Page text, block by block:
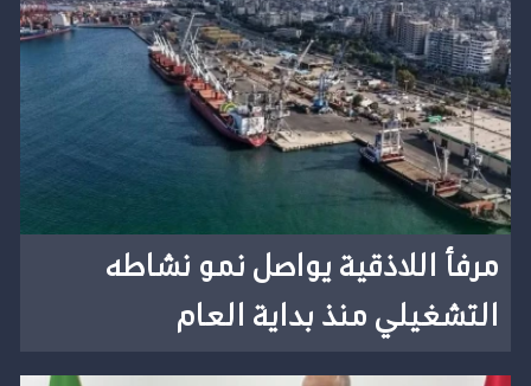
مرفأ اللاذقية يواصل نمو نشاطه
التشغيلي منذ بداية العام